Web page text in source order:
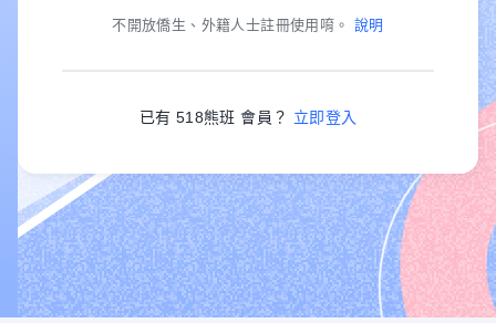
不開放僑生、外籍人士註冊使用唷。 說明
已有 518熊班 會員？ 立即登入